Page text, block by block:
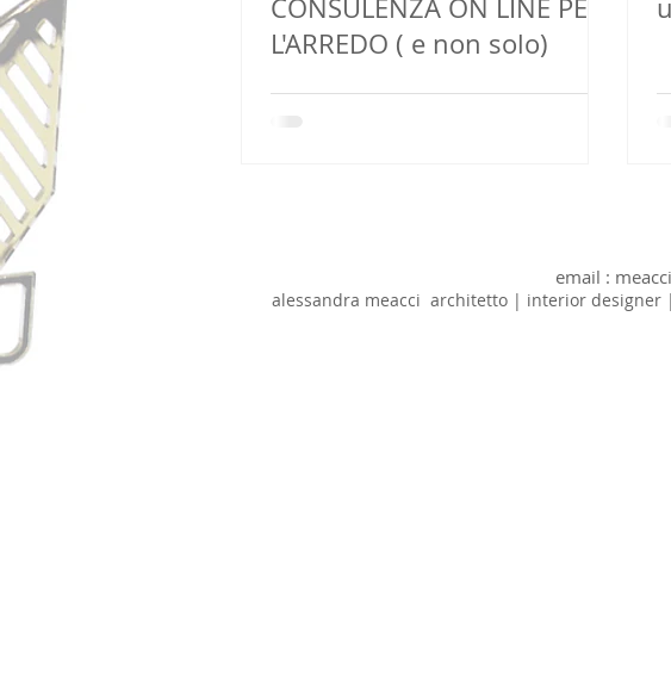
CONSULENZA ON LINE PER
L'ARREDO ( e non solo)
email :
alessandra meacci architetto | interior